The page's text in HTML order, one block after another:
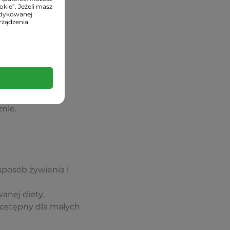
żywienia i
diety.
dla małych
Jeżeli masz